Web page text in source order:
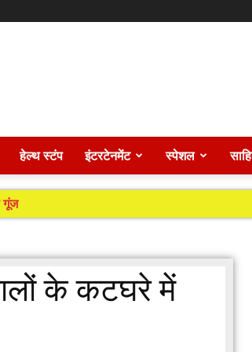
हेल्थ स्टंप इंटरटेनमेंट स्पेशल
गूंज
के कटघरे में